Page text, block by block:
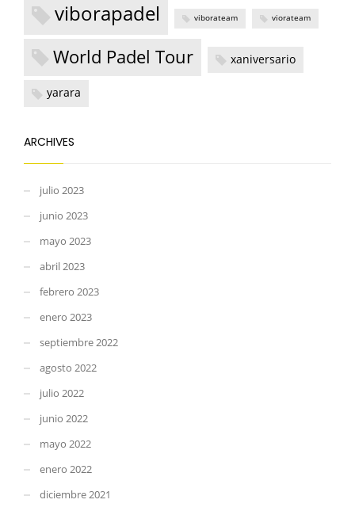
viborapadel viborateam viorateam
World Padel Tour xaniversario
yarara
ARCHIVES
julio 2023
junio 2023
mayo 2023
abril 2023
febrero 2023
enero 2023
septiembre 2022
agosto 2022
julio 2022
junio 2022
mayo 2022
enero 2022
diciembre 2021